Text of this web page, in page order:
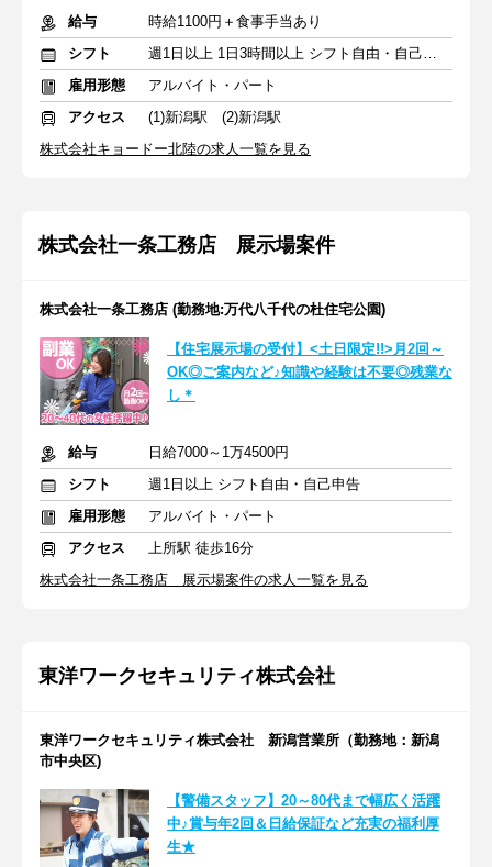
給与
時給1100円＋食事手当あり
シフト
週1日以上 1日3時間以上 シフト自由・自己申告
雇用形態
アルバイト・パート
アクセス
(1)新潟駅 (2)新潟駅
株式会社キョードー北陸の求人一覧を見る
株式会社一条工務店 展示場案件
株式会社一条工務店 (勤務地:万代八千代の杜住宅公園)
【住宅展示場の受付】<土日限定!!>月2回～
OK◎ご案内など♪知識や経験は不要◎残業な
し＊
給与
日給7000～1万4500円
シフト
週1日以上 シフト自由・自己申告
雇用形態
アルバイト・パート
アクセス
上所駅 徒歩16分
株式会社一条工務店 展示場案件の求人一覧を見る
東洋ワークセキュリティ株式会社
東洋ワークセキュリティ株式会社 新潟営業所（勤務地：新潟
市中央区)
【警備スタッフ】20～80代まで幅広く活躍
中♪賞与年2回＆日給保証など充実の福利厚
生★